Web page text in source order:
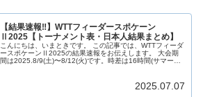
【結果速報‼︎】WTTフィーダースポケーン
Ⅱ2025【トーナメント表・日本人結果まとめ】
こんにちは、いまときです。 この記事では、WTTフィーダ
ースポケーンⅡ2025の結果速報をお伝えします。 大会期
間は2025.8/9(土)〜8/12(火)です。時差は16時間(サマータ
2025.07.07